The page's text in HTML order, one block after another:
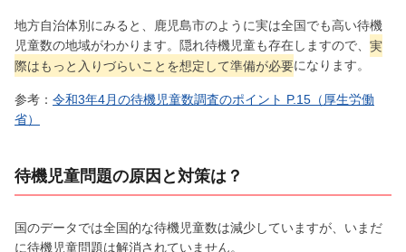
地方自治体別にみると、鹿児島市のように実は全国でも高い待機
児童数の地域がわかります。隠れ待機児童も存在しますので、 実
際はもっと入りづらいことを想定して準備が必要になります。
参考： 令和3年4月の待機児童数調査のポイント P.15（厚生労働
省）
待機児童問題の原因と対策は？
国のデータでは全国的な待機児童数は減少していますが、いまだ
に待機児童問題は解消されていません。